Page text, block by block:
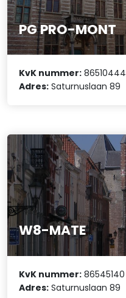
PG PRO-MONT
KvK nummer: 86510444
Adres: Saturnuslaan 89
W8-MATE
KvK nummer: 86545140
Adres: Saturnuslaan 89